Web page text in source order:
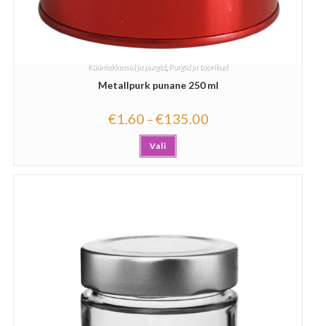
Küünlaklaasid ja purgid, Purgid ja toorikud
Metallpurk punane 250 ml
€1.60 –€135.00
Vali